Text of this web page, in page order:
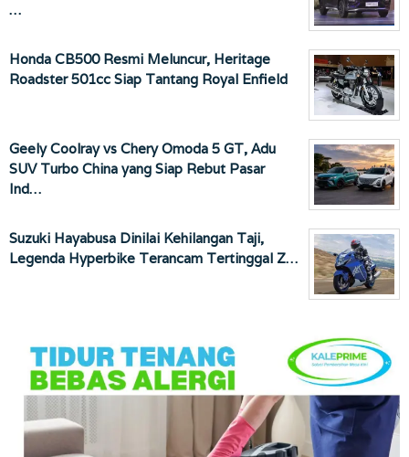
…
Honda CB500 Resmi Meluncur, Heritage
Roadster 501cc Siap Tantang Royal Enfield
Geely Coolray vs Chery Omoda 5 GT, Adu
SUV Turbo China yang Siap Rebut Pasar
Ind…
Suzuki Hayabusa Dinilai Kehilangan Taji,
Legenda Hyperbike Terancam Tertinggal Z…